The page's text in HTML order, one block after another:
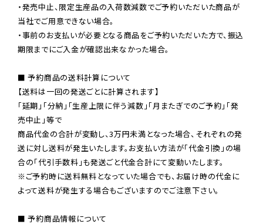
・発売中止、限定生産品の入荷数減数でご予約いただいた商品が
当社でご用意できない場合。
・事前のお支払いが必要となる商品をご予約いただいた方で、振込
期限までにご入金が確認出来なかった場合。
■ 予約商品の送料計算について
【送料は一回の発送ごとに計算されます】
「延期」「分納」「生産上限に伴う減数」「月またぎでのご予約」「発
売中止」等で
商品代金の合計が変動し、3万円未満となった場合、それぞれの発
送に対し送料が発生いたします。お支払い方法が「代金引換」の場
※ご予約時に送料無料となっていた場合でも、お届け時の代金に
よって送料が発生する場合もございますのでご注意下さい。
■ 予約商品情報について